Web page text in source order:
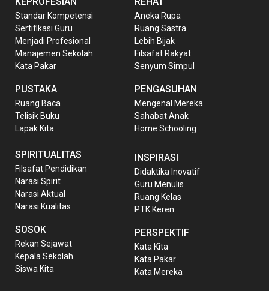
Standar Kompetensi
Sertifikasi Guru
Menjadi Profesional
Manajemen Sekolah
Kata Pakar
PUSTAKA
Ruang Baca
Telisik Buku
Lapak Kita
Aneka Rupa
Ruang Sastra
Lebih Bijak
Filsafat Rakyat
Senyum Simpul
PENGASUHAN
Mengenal Mereka
Sahabat Anak
Home Schooling
SPIRITUALITAS
Filsafat Pendidikan
Narasi Spirit
Narasi Aktual
Narasi Kualitas
SOSOK
Rekan Sejawat
Kepala Sekolah
Siswa Kita
INSPIRASI
Didaktika Inovatif
Guru Menulis
Ruang Kelas
PTK Keren
PERSPEKTIF
Kata Kita
Kata Pakar
Kata Mereka